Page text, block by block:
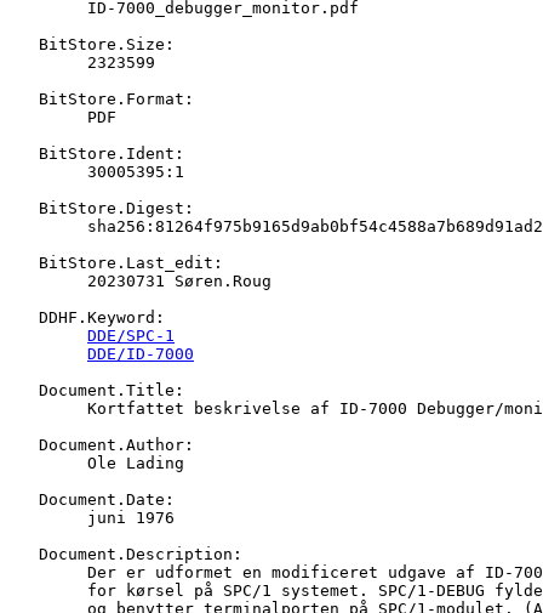
   BitStore.Size:
   BitStore.Format:
   BitStore.Ident:
   BitStore.Digest:
   BitStore.Last_edit:
   DDHF.Keyword:
DDE/SPC-1
DDE/ID-7000
   Document.Title:
   Document.Author:
   Document.Date:
   Document.Description: